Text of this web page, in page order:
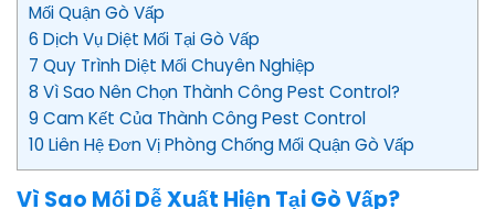
Mối Quận Gò Vấp
6 Dịch Vụ Diệt Mối Tại Gò Vấp
7 Quy Trình Diệt Mối Chuyên Nghiệp
8 Vì Sao Nên Chọn Thành Công Pest Control?
9 Cam Kết Của Thành Công Pest Control
10 Liên Hệ Đơn Vị Phòng Chống Mối Quận Gò Vấp
Vì Sao Mối Dễ Xuất Hiện Tại Gò Vấp?